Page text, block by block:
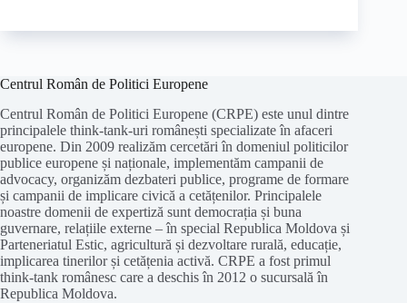
Centrul Român de Politici Europene
Centrul Român de Politici Europene (CRPE) este unul dintre
principalele think-tank-uri românești specializate în afaceri
europene. Din 2009 realizăm cercetări în domeniul politicilor
publice europene și naționale, implementăm campanii de
advocacy, organizăm dezbateri publice, programe de formare
și campanii de implicare civică a cetățenilor. Principalele
noastre domenii de expertiză sunt democrația și buna
guvernare, relațiile externe – în special Republica Moldova și
Parteneriatul Estic, agricultură și dezvoltare rurală, educație,
implicarea tinerilor și cetățenia activă. CRPE a fost primul
think-tank românesc care a deschis în 2012 o sucursală în
Republica Moldova.